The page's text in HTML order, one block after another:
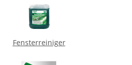
Fensterreiniger